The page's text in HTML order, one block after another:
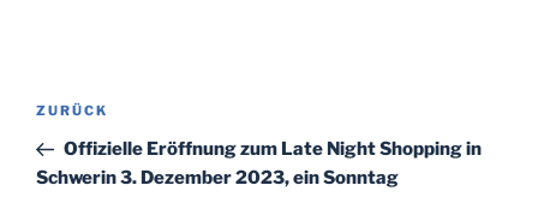
Beitragsnavigation
Vorheriger
Beitrag
ZURÜCK
Offizielle Eröffnung zum Late Night Shopping in
Schwerin 3. Dezember 2023, ein Sonntag